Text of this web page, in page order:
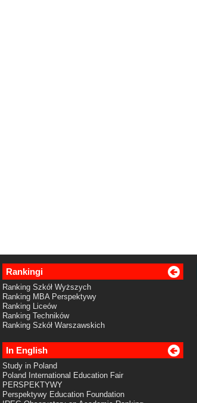
Rankingi
Ranking Szkół Wyższych
Ranking MBA Perspektywy
Ranking Liceów
Ranking Techników
Ranking Szkół Warszawskich
In English
Study in Poland
Poland International Education Fair
PERSPEKTYWY
Perspektywy Education Foundation